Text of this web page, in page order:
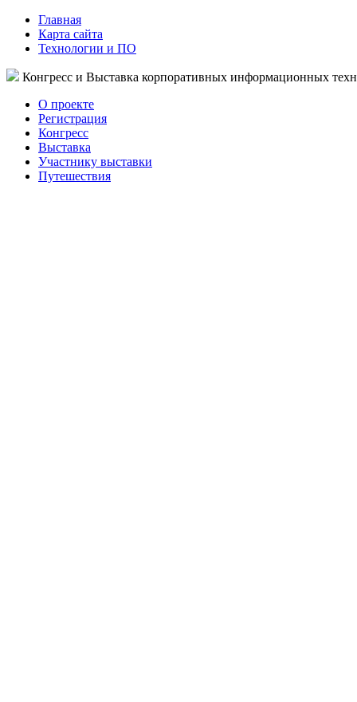
Главная
Карта сайта
Технологии и ПО
Конгресс и Выставка корпоративных информационных
О проекте
Регистрация
Конгресс
Выставка
Участнику выставки
Путешествия